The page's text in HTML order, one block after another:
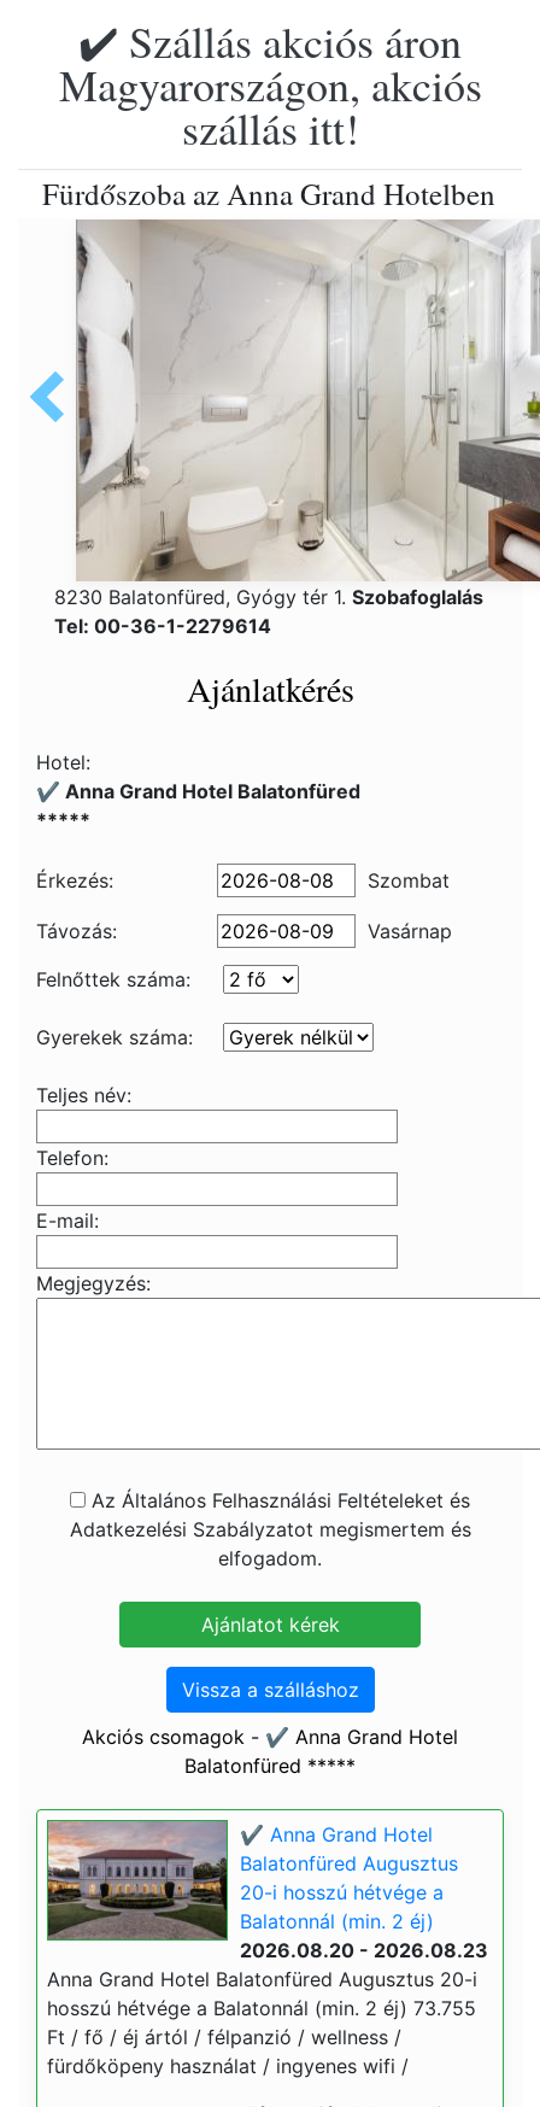
✔️ Szállás akciós áron
Magyarországon, akciós
szállás itt!
Fürdőszoba az Anna Grand Hotelben
8230 Balatonfüred, Gyógy tér 1. Szobafoglalás
Tel: 00-36-1-2279614
Ajánlatkérés
Hotel:
✔️ Anna Grand Hotel Balatonfüred
*****
Érkezés: Szombat
Távozás:
Vasárnap
Felnőttek száma:
Gyerekek száma:
Teljes név:
Telefon:
E-mail:
Megjegyzés:
Az Általános Felhasználási Feltételeket és
Adatkezelési Szabályzatot megismertem és
elfogadom.
Vissza a szálláshoz
Akciós csomagok - ✔️ Anna Grand Hotel
Balatonfüred *****
✔️ Anna Grand Hotel
Balatonfüred Augusztus
20-i hosszú hétvége a
Balatonnál (min. 2 éj)
2026.08.20 - 2026.08.23
Anna Grand Hotel Balatonfüred Augusztus 20-i
hosszú hétvége a Balatonnál (min. 2 éj) 73.755
Ft / fő / éj ártól / félpanzió / wellness /
fürdőköpeny használat / ingyenes wifi /